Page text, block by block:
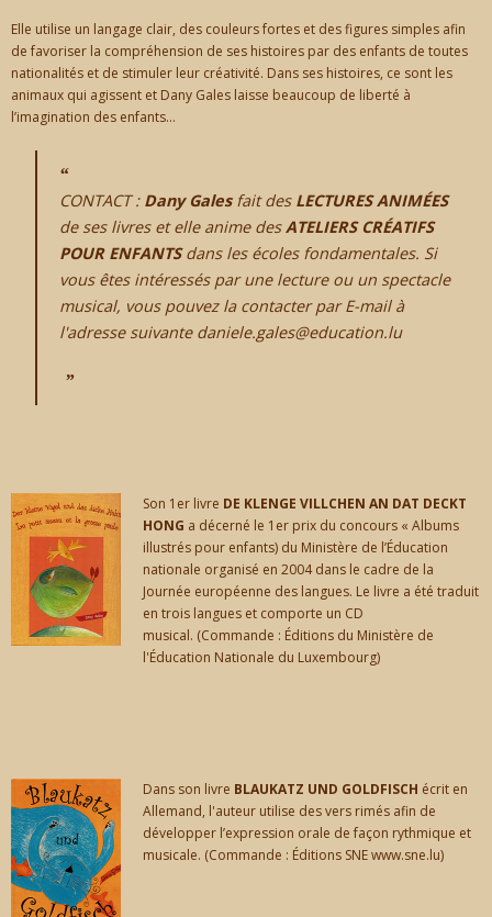
Elle utilise un langage clair, des couleurs fortes et des figures simples afin
de favoriser la compréhension de ses histoires par des enfants de toutes
nationalités et de stimuler leur créativité. Dans ses histoires, ce sont les
animaux qui agissent et Dany Gales laisse beaucoup de liberté à
l’imagination des enfants...
CONTACT : Dany Galesfait des LECTURES ANIMÉES
de ses livres et elle anime desATELIERS CRÉATIFS
POUR ENFANTSdans les écoles fondamentales. Si
vous êtes intéressés par une lecture ou un spectacle
musical, vous pouvez la contacter par E-mail à
l'adresse suivante daniele.gales@education.lu
Son 1er livre DE KLENGE VILLCHEN AN DAT DECKT
HONG a décerné le 1er prix du concours « Albums
illustrés pour enfants) du Ministère de l’Éducation
nationale organisé en 2004 dans le cadre de la
Journée européenne des langues. Le livre a été traduit
en trois langues et comporte un CD
musical. (Commande : Éditions du Ministère de
l'Éducation Nationale du Luxembourg)
Dans son livre BLAUKATZ UND GOLDFISCH écrit en
Allemand, l'auteur utilise des vers rimés afin de
développer l’expression orale de façon rythmique et
musicale. (Commande : Éditions SNE www.sne.lu)